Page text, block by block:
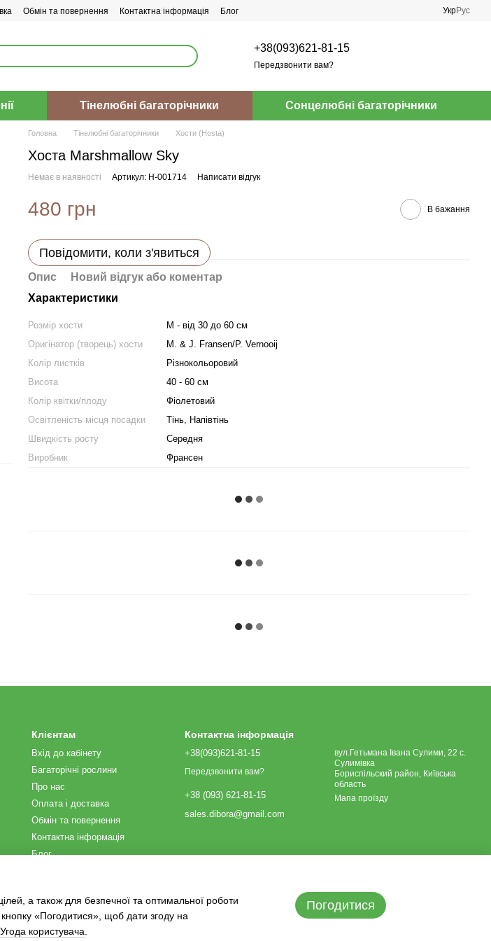
Обмін та повернення Контактна інформація Блог УкрРус
+38(093)621-81-15
Передзвонити вам?
Тінелюбні багаторічники Сонцелюбні багаторічники
Головна Тінелюбні багаторічники Хости (Hosta)
Хоста Marshmallow Sky
Немає в наявності Артикул: H-001714 Написати відгук
480 грн В бажання
Повідомити, коли з'явиться
Опис
Новий відгук або коментар
Характеристики
Розмір хости
M - від 30 до 60 см
Оригінатор (творець) хости
M. & J. Fransen/P. Vernooij
Колір листків
Різнокольоровий
Висота
40 - 60 см
Колір квітки/плоду
Фіолетовий
Освітленість місця посадки
Тінь, Напівтінь
Швидкість росту
Середня
Виробник
Франсен
Клієнтам
Вхід до кабінету
Багаторічні рослини
Про нас
Оплата і доставка
Обмін та повернення
Контактна інформація
Блог
Контактна інформація
+38(093)621-81-15
Передзвонити вам?
+38 (093) 621-81-15
sales.dibora@gmail.com
вул.Гетьмана Івана Сулими, 22 с.
Сулимівка
Бориспільский район, Київська
область
Мапа проїзду
а також для безпечної та оптимальної роботи
«Погодитися», щоб дати згоду на
Угода користувача
Погодитися